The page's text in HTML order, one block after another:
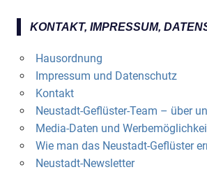
KONTAKT, IMPRESSUM,
Hausordnung
Impressum und Datenschutz
Kontakt
Neustadt-Geflüster-Team – über
Media-Daten und
Wie man das Neustadt-Geflüster
Neustadt-Newsletter